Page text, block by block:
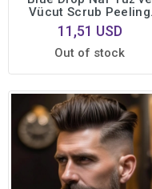
Vücut Scrub Peeling
500ml Toksinlerden
Arınmış Cilt Hücre
Yenileyici
11,51 USD
Out of stock